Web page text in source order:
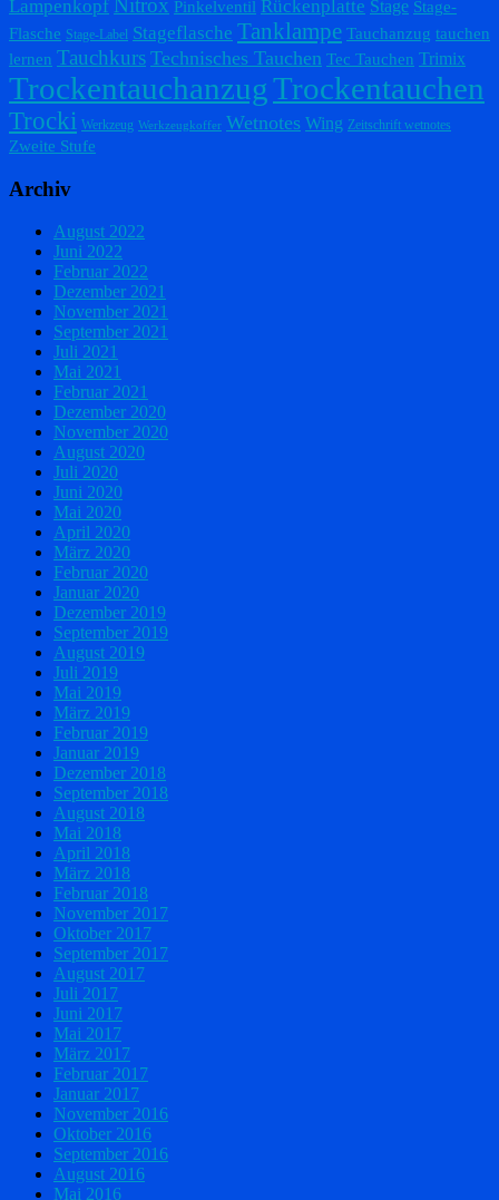
Lampenkopf Nitrox Pinkelventil Rückenplatte Stage Stage-
Flasche Stage-Label Stageflasche Tanklampe Tauchanzug tauchen
lernen Tauchkurs Technisches Tauchen Tec Tauchen Trimix
TrockentauchanzugTrockentauchen
Trocki Werkzeug Werkzeugkoffer Wetnotes Wing Zeitschrift wetnotes
Zweite Stufe
Archiv
August 2022
Juni 2022
Februar 2022
Dezember 2021
November 2021
September 2021
Juli 2021
Mai 2021
Februar 2021
Dezember 2020
November 2020
August 2020
Juli 2020
Juni 2020
Mai 2020
April 2020
März 2020
Februar 2020
Januar 2020
Dezember 2019
September 2019
August 2019
Juli 2019
Mai 2019
März 2019
Februar 2019
Januar 2019
Dezember 2018
September 2018
August 2018
Mai 2018
April 2018
März 2018
Februar 2018
November 2017
Oktober 2017
September 2017
August 2017
Juli 2017
Juni 2017
Mai 2017
März 2017
Februar 2017
Januar 2017
November 2016
Oktober 2016
September 2016
August 2016
Mai 2016